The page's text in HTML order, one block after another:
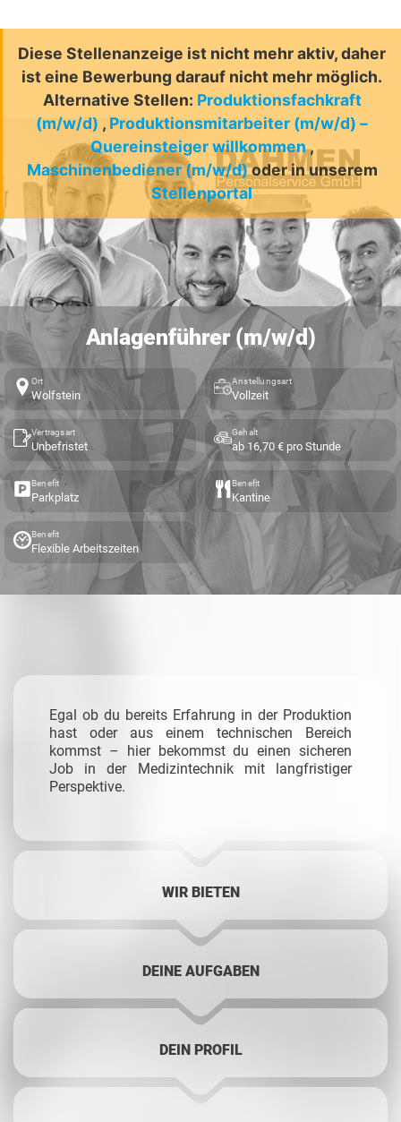
Diese Stellenanzeige ist nicht mehr aktiv, daher
ist eine Bewerbung darauf nicht mehr möglich.
Alternative Stellen: Produktionsfachkraft
(m/w/d) , Produktionsmitarbeiter (m/w/d) –
Quereinsteiger willkommen,
Maschinenbediener (m/w/d)oder in unserem
Stellenportal
Anlagenführer (m/w/d)
Ort
Wolfstein
Anstellungsart
Vollzeit
Vertragsart
Unbefristet
Gehalt
ab 16,70 € pro Stunde
Benefit
Parkplatz
Benefit
Kantine
Benefit
Flexible Arbeitszeiten
Egal ob du bereits Erfahrung in der Produktion
hast oder aus einem technischen Bereich
kommst – hier bekommst du einen sicheren
Job in der Medizintechnik mit langfristiger
Perspektive.
WIR BIETEN
DEINE AUFGABEN
DEIN PROFIL